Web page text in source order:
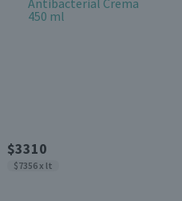
$3310
$7356 x lt